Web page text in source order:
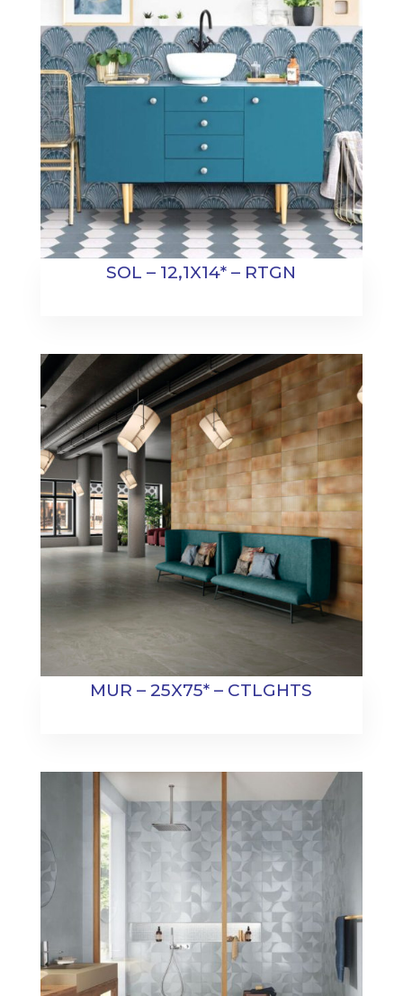
SOL – 12,1X14* – RTGN
MUR – 25X75* – CTLGHTS